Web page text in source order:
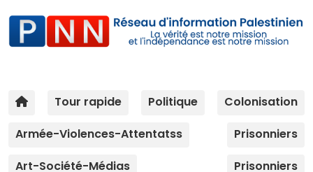
Tour rapide Politique
Colonisation
Armée-Violences-Attentatss
Prisonniers
Art-Société-Médias
Prisonniers